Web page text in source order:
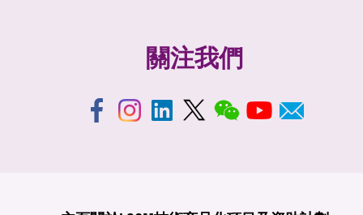
關注我們